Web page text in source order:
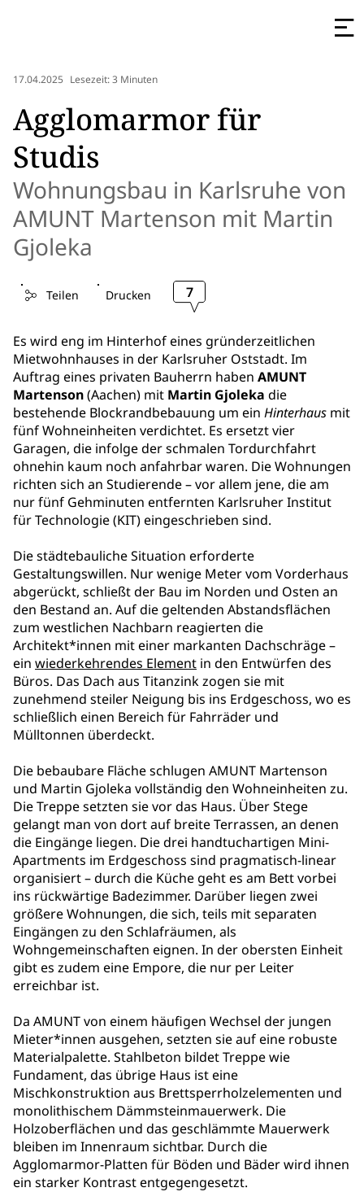
17.04.2025 Lesezeit: 3 Minuten
Agglomarmor für
Studis
Wohnungsbau in Karlsruhe von
AMUNT Martenson mit Martin
Gjoleka
Teilen Drucken 7
Es wird eng im Hinterhof eines gründerzeitlichen
Mietwohnhauses in der Karlsruher Oststadt. Im
Auftrag eines privaten Bauherrn haben AMUNT
Martenson(Aachen) mit Martin Gjoleka die
bestehende Blockrandbebauung um ein Hinterhaus mit
fünf Wohneinheiten verdichtet. Es ersetzt vier
Garagen, die infolge der schmalen Tordurchfahrt
ohnehin kaum noch anfahrbar waren. Die Wohnungen
richten sich an Studierende – vor allem jene, die am
nur fünf Gehminuten entfernten Karlsruher Institut
für Technologie (KIT) eingeschrieben sind.
Die städtebauliche Situation erforderte
Gestaltungswillen. Nur wenige Meter vom Vorderhaus
abgerückt, schließt der Bau im Norden und Osten an
den Bestand an. Auf die geltenden Abstandsflächen
zum westlichen Nachbarn reagierten die
Architekt*innen mit einer markanten Dachschräge –
ein wiederkehrendes Element in den Entwürfen des
Büros. Das Dach aus Titanzink zogen sie mit
zunehmend steiler Neigung bis ins Erdgeschoss, wo es
schließlich einen Bereich für Fahrräder und
Mülltonnen überdeckt.
Die bebaubare Fläche schlugen AMUNT Martenson
und Martin Gjoleka vollständig den Wohneinheiten zu.
Die Treppe setzten sie vor das Haus. Über Stege
gelangt man von dort auf breite Terrassen, an denen
die Eingänge liegen. Die drei handtuchartigen Mini-
Apartments im Erdgeschoss sind pragmatisch-linear
organisiert – durch die Küche geht es am Bett vorbei
ins rückwärtige Badezimmer. Darüber liegen zwei
größere Wohnungen, die sich, teils mit separaten
Eingängen zu den Schlafräumen, als
Wohngemeinschaften eignen. In der obersten Einheit
gibt es zudem eine Empore, die nur per Leiter
erreichbar ist.
Da AMUNT von einem häufigen Wechsel der jungen
Mieter*innen ausgehen, setzten sie auf eine robuste
Materialpalette. Stahlbeton bildet Treppe wie
Fundament, das übrige Haus ist eine
Mischkonstruktion aus Brettsperrholzelementen und
monolithischem Dämmsteinmauerwerk. Die
Holzoberflächen und das geschlämmte Mauerwerk
bleiben im Innenraum sichtbar. Durch die
Agglomarmor-Platten für Böden und Bäder wird ihnen
ein starker Kontrast entgegengesetzt.